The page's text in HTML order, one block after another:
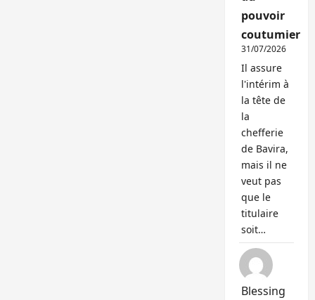
pouvoir
coutumier
31/07/2026
Il assure
l'intérim à
la tête de
la
chefferie
de Bavira,
mais il ne
veut pas
que le
titulaire
soit…
Blessing